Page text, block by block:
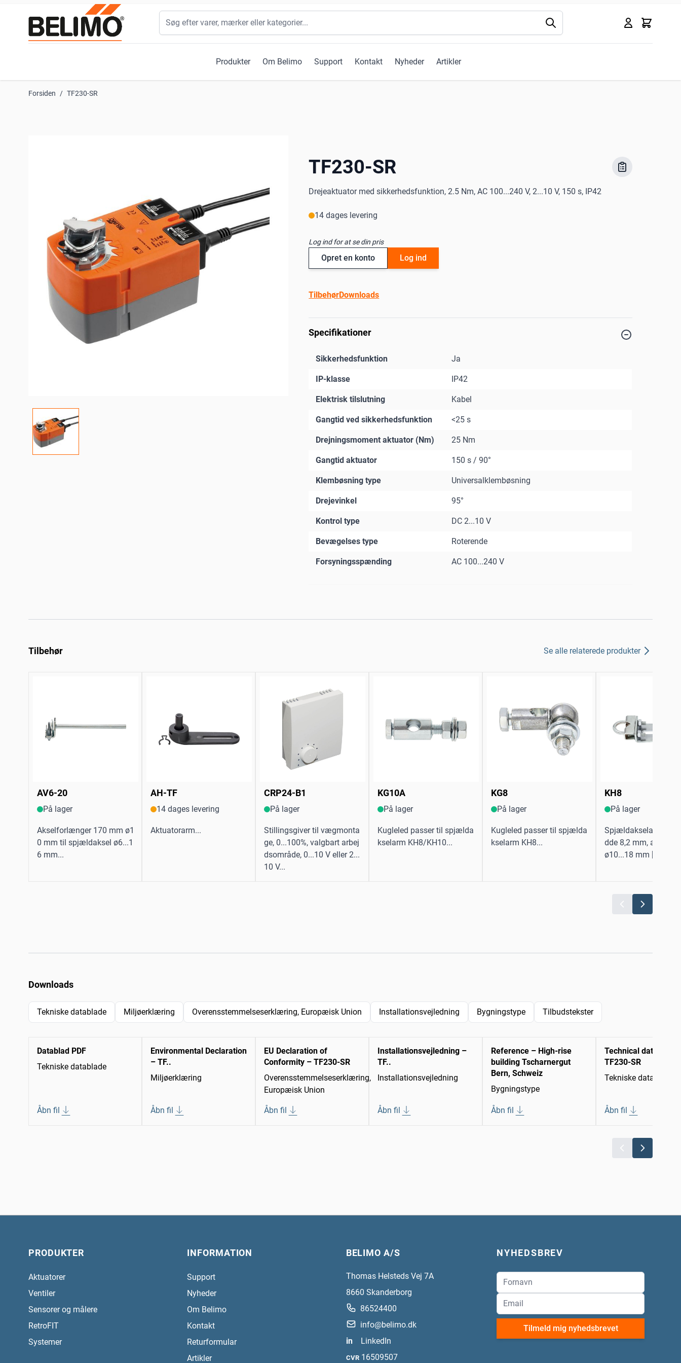
Produkter Om Belimo Support Kontakt Nyheder Artikler
Kurv
Søg
Forsiden / TF230-SR
TF230-SR
Drejeaktuator med sikkerhedsfunktion, 2.5 Nm, AC 100...240 V, 2...10 V, 150 s, IP42
14 dages levering
Log ind for at se din pris
Opret en konto Log ind
TilbehørDownloads
Specifikationer
Sikkerhedsfunktion Ja
IP-klasse IP42
Elektrisk tilslutning Kabel
Gangtid ved sikkerhedsfunktion <25 s
Drejningsmoment aktuator (Nm) 25 Nm
Gangtid aktuator 150 s / 90°
Klembøsning type Universalklembøsning
Drejevinkel 95°
Kontrol type DC 2...10 V
Bevægelses type Roterende
Forsyningsspænding AC 100...240 V
Tilbehør Se alle relaterede produkter
AV6-20
På lager
Akselforlænger 170 mm ø1
0 mm til spjældaksel ø6...1
6 mm...
AH-TF
14 dages levering
Aktuatorarm...
CRP24-B1
På lager
Stillingsgiver til vægmonta
ge, 0...100%, valgbart arbej
dsområde, 0...10 V eller 2...
10 V...
KG10A
På lager
Kugleled passer til spjælda
kselarm KH8/KH10...
KG8
På lager
Kugleled passer til spjælda
kselarm KH8...
KH8
På lager
Spjældakselarm
dde 8,2 mm,
ø10...18 mm [3/
Downloads
Tekniske datablade Miljøerklæring Overensstemmelseserklæring, Europæisk Union Installationsvejledning Bygningstype Tilbudstekster
Datablad PDF
Tekniske datablade
Åbn fil
Environmental Declaration
– TF..
Miljøerklæring
Åbn fil
EU Declaration of
Conformity – TF230-SR
Overensstemmelseserklæring,
Europæisk Union
Åbn fil
Installationsvejledning –
TF..
Installationsvejledning
Åbn fil
Reference – High-rise
building Tscharnergut
Bern, Schweiz
Bygningstype
Åbn fil
Technical data
TF230-SR
Tekniske datablade
Åbn fil
PRODUKTER
Aktuatorer
Ventiler
Sensorer og målere
RetroFIT
Systemer
INFORMATION
Support
Nyheder
Om Belimo
Kontakt
Returformular
Artikler
BELIMO A/S
Thomas Helsteds Vej 7A
8660 Skanderborg
86524400
info@belimo.dk
in
LinkedIn
CVR 16509507
NYHEDSBREV
Tilmeld mig nyhedsbrevet